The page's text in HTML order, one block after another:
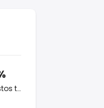
Impuestos totales